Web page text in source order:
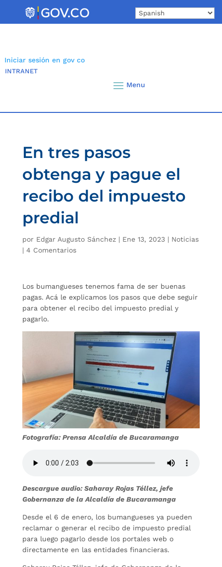
Iniciar sesión en gov co
INTRANET
En tres pasos
obtenga y pague el
recibo del impuesto
predial
por Edgar Augusto Sánchez| Ene 13, 2023| Noticias
| 4 Comentarios
Los bumangueses tenemos fama de ser buenas
pagas. Acá le explicamos los pasos que debe seguir
para obtener el recibo del impuesto predial y
pagarlo.
Fotografía: Prensa Alcaldía de Bucaramanga
Descargue audio: Saharay Rojas Téllez, jefe
Gobernanza de la Alcaldía de Bucaramanga
Desde el 6 de enero, los bumangueses ya pueden
reclamar o generar el recibo de impuesto predial
para luego pagarlo desde los portales web o
directamente en las entidades financieras.